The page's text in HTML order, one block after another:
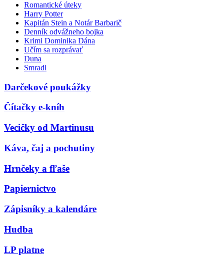
Romantické úteky
Harry Potter
Kapitán Stein a Notár Barbarič
Denník odvážneho bojka
Krimi Dominika Dána
Učím sa rozprávať
Duna
Smradi
Darčekové poukážky
Čítačky e-kníh
Vecičky od Martinusu
Káva, čaj a pochutiny
Hrnčeky a fľaše
Papiernictvo
Zápisníky a kalendáre
Hudba
LP platne